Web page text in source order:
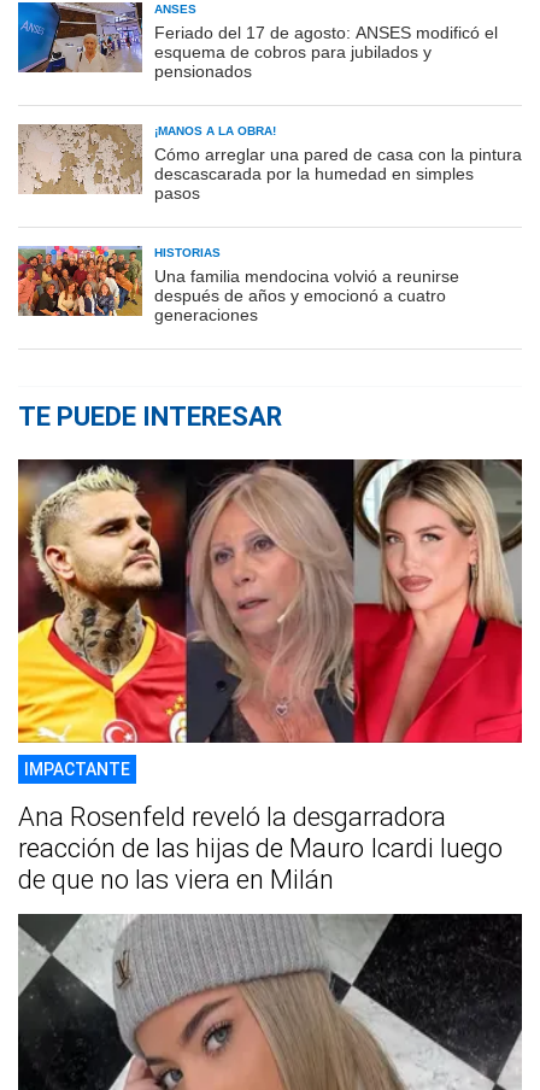
ANSES
Feriado del 17 de agosto: ANSES modificó el
esquema de cobros para jubilados y
pensionados
¡MANOS A LA OBRA!
Cómo arreglar una pared de casa con la pintura
descascarada por la humedad en simples
pasos
HISTORIAS
Una familia mendocina volvió a reunirse
después de años y emocionó a cuatro
generaciones
TE PUEDE INTERESAR
IMPACTANTE
Ana Rosenfeld reveló la desgarradora
reacción de las hijas de Mauro Icardi luego
de que no las viera en Milán